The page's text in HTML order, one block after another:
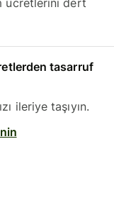
ücretlerini dert
tasarruf
ileriye taşıyın.